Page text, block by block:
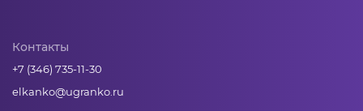
Контакты
+7 (346) 735-11-30
elkanko@ugranko.ru